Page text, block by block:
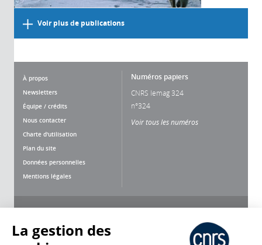
Voir plus de publications
À propos
Newsletters
Équipe / crédits
Nous contacter
Charte d'utilisation
Plan du site
Données personnelles
Mentions légales
Numéros papiers
CNRS lemag 324
n°324
Voir tous les numéros
La gestion des